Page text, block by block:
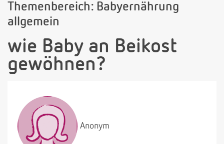
Themenbereich: Babyernährung
allgemein
wie Baby an Beikost
gewöhnen?
Anonym